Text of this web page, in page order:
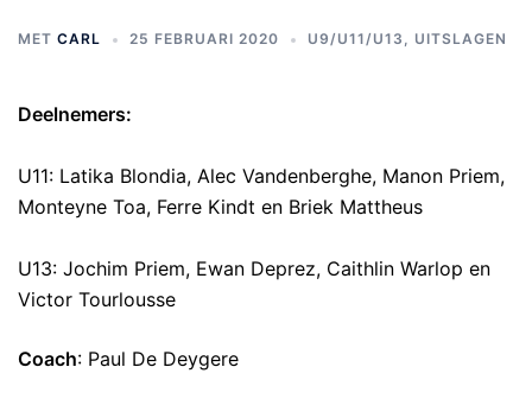
MET CARL 25 FEBRUARI 2020 U9/U11/U13 , UITSLAGEN
Deelnemers:
U11: Latika Blondia, Alec Vandenberghe, Manon Priem,
Monteyne Toa, Ferre Kindt en Briek Mattheus
U13: Jochim Priem, Ewan Deprez, Caithlin Warlop en
Victor Tourlousse
Coach: Paul De Deygere